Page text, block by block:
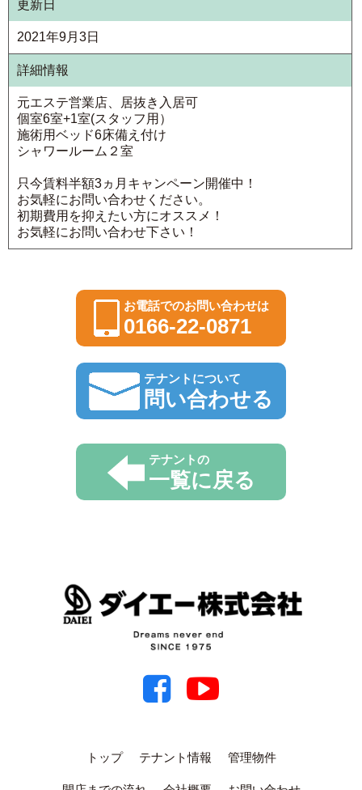
更新日
2021年9月3日
詳細情報
元エステ営業店、居抜き入居可
個室6室+1室(スタッフ用）
施術用ベッド6床備え付け
シャワールーム２室
只今賃料半額3ヵ月キャンペーン開催中！
お気軽にお問い合わせください。
初期費用を抑えたい方にオススメ！
お気軽にお問い合わせ下さい！
お電話でのお問い合わせは
0166-22-0871
テナントについて
問い合わせる
テナントの
一覧に戻る
トップ テナント情報 管理物件